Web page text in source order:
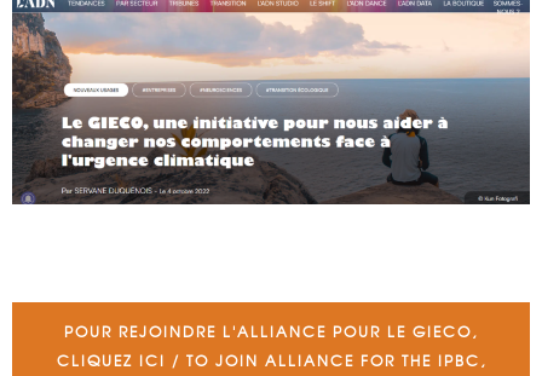
POUR REJOINDRE L'ALLIANCE POUR LE GIECO,
CLIQUEZ ICI / TO JOIN ALLIANCE FOR THE IPBC,